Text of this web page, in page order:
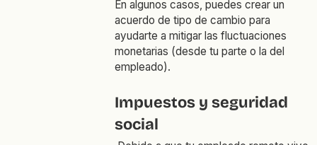
En algunos casos, puedes crear un
acuerdo de tipo de cambio para
ayudarte a mitigar las fluctuaciones
monetarias (desde tu parte o la del
empleado).
Impuestos y seguridad
social